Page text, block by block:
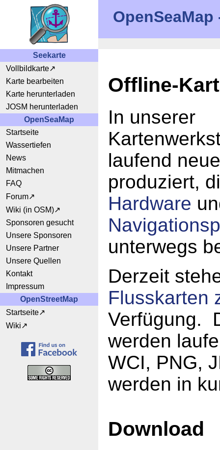
Seekarte
Vollbildkarte
Karte bearbeiten
Karte herunterladen
JOSM herunterladen
OpenSeaMap
Startseite
Wassertiefen
News
Mitmachen
FAQ
Forum
Wiki (in OSM)
Sponsoren gesucht
Unsere Sponsoren
Unsere Partner
Unsere Quellen
Kontakt
Impressum
OpenStreetMap
Startseite
Wiki
Offline-
In unserer
laufend
produziert,
Hardware
unterwegs
Derzeit
Flusskarten
Verfügung.
werden
WCI, PNG,
werden in
Download